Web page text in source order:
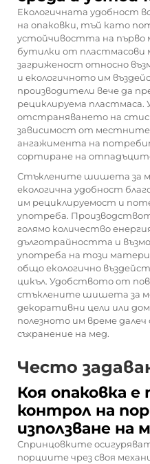
Екологичната удобност
на опаковки, тъй като
устойчивостта на
бутилки от
загриженост относно
и екологичното им
производители вече да
рециклируема
отстраняването на
зависимост от местните
ангажимента на
сортиране на
Стъклените шишета за
екологична удобност
им рециклируемост и
употреба.
голямо количество
дълготрайността и
употреба на този
общо екологично
цикъл. Удобството от
стъклените шишета за
декоративни цели или
полезното им време далеч
съхранение на мед.
Често
Коя опаковка е
контрол на
използване на
Спринцовките
порциите чрез своя